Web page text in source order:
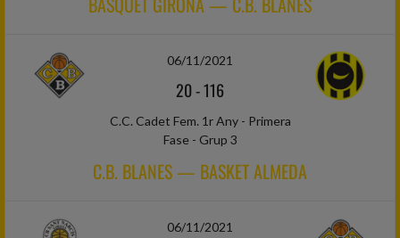
06/11/2021
20-116
C.C. Cadet Fem. 1r Any - Primera
Fase - Grup 3
C.B. BLANES — BASKET ALMEDA
06/11/2021